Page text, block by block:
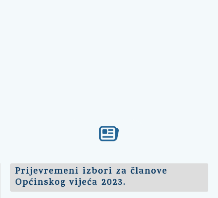
Prijevremeni izbori za članove
Općinskog vijeća 2023.